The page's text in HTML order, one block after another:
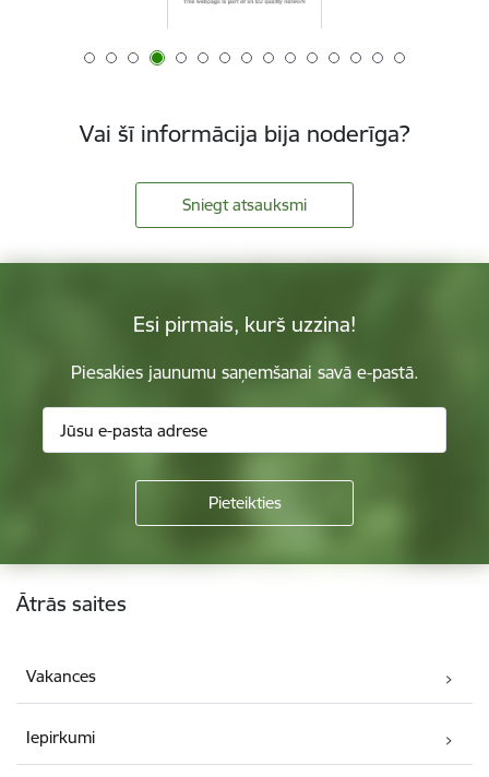
Vai šī informācija bija noderīga?
Sniegt atsauksmi
Esi pirmais, kurš uzzina!
Piesakies jaunumu saņemšanai savā e-pastā.
Kājene
Ātrās saites
Vakances
Iepirkumi